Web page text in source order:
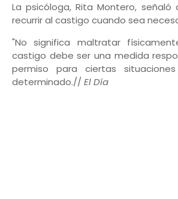
La psicóloga, Rita Montero, señaló
recurrir al castigo cuando sea
"No significa maltratar
castigo debe ser una medida
permiso para ciertas
determinado.// El Día